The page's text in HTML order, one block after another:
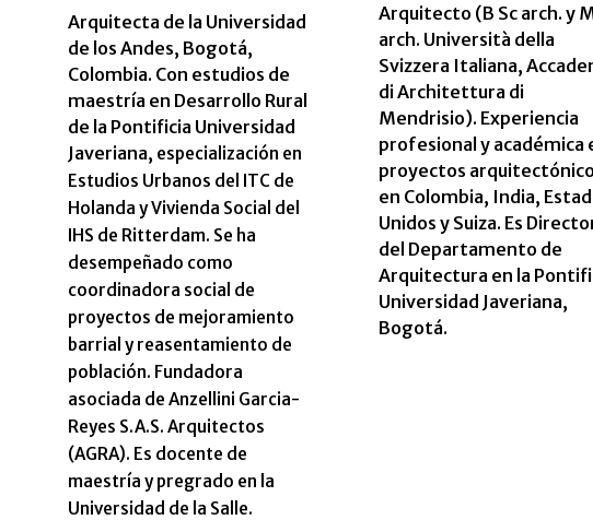
Arquitecta de la Universidad
de los Andes, Bogotá,
Colombia. Con estudios de
maestría en Desarrollo Rural
de la Pontificia Universidad
Javeriana, especialización en
Estudios Urbanos del ITC de
Holanda y Vivienda Social del
IHS de Ritterdam. Se ha
desempeñado como
coordinadora social de
proyectos de mejoramiento
barrial y reasentamiento de
población. Fundadora
asociada de Anzellini Garcia-
Reyes S.A.S. Arquitectos
(AGRA). Es docente de
maestría y pregrado en la
Universidad de la Salle.
Arquitecto (B Sc arch. y
arch. Università della
Svizzera Italiana,
di Architettura di
Mendrisio). Experiencia
profesional y académica
proyectos
en Colombia, India,
Unidos y Suiza. Es
del Departamento de
Arquitectura en la
Universidad Javeriana,
Bogotá.